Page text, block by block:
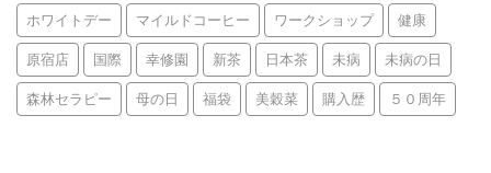
ホワイトデー マイルドコーヒー ワークショップ 健康
原宿店 国際 幸修園 新茶 日本茶 未病 未病の日
森林セラピー 母の日 福袋 美穀菜 購入歴 ５０周年